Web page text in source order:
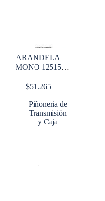
ARANDELA
MONO 12515
$51.265
Piñoneria de
Transmisión
y Caja